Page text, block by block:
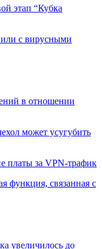
этап “Кубка
с вирусными
в отношении
может усугубить
платы за VPN-трафик
функция, связанная с
увеличилось до